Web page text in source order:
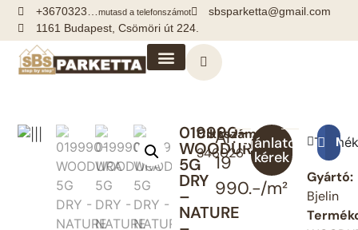
+3670323…mutasd a telefonszámot
sbsparketta@gmail.com
1161 Budapest, Csömöri út 224.
019990-
WOODURA
5G
DRY
–
NATURE
Cikkszám:
346026
Ár:
19
990.-/m²
Ajánlatot
kérek
Gyártó:
Bjelin